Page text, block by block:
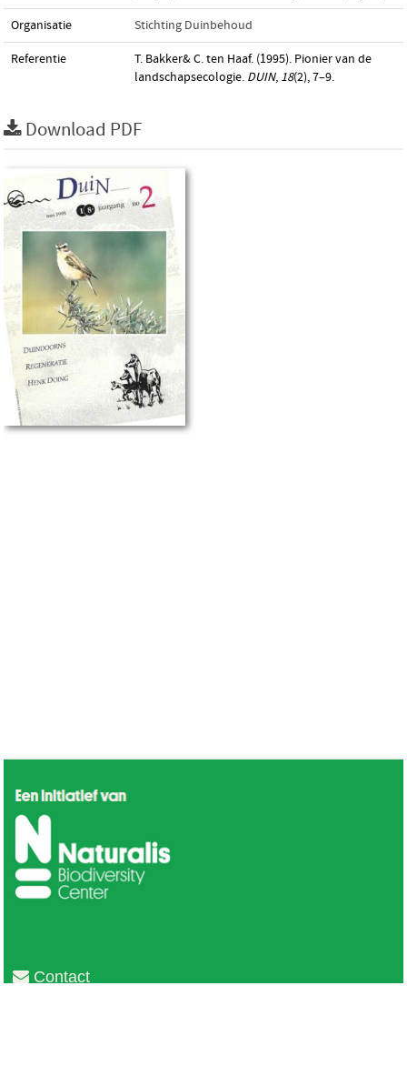
Organisatie Stichting Duinbehoud
Referentie
T. Bakker& C. ten Haaf. (1995). Pionier van de
landschapsecologie. DUIN, 18(2), 7–9.
Download PDF
Contact